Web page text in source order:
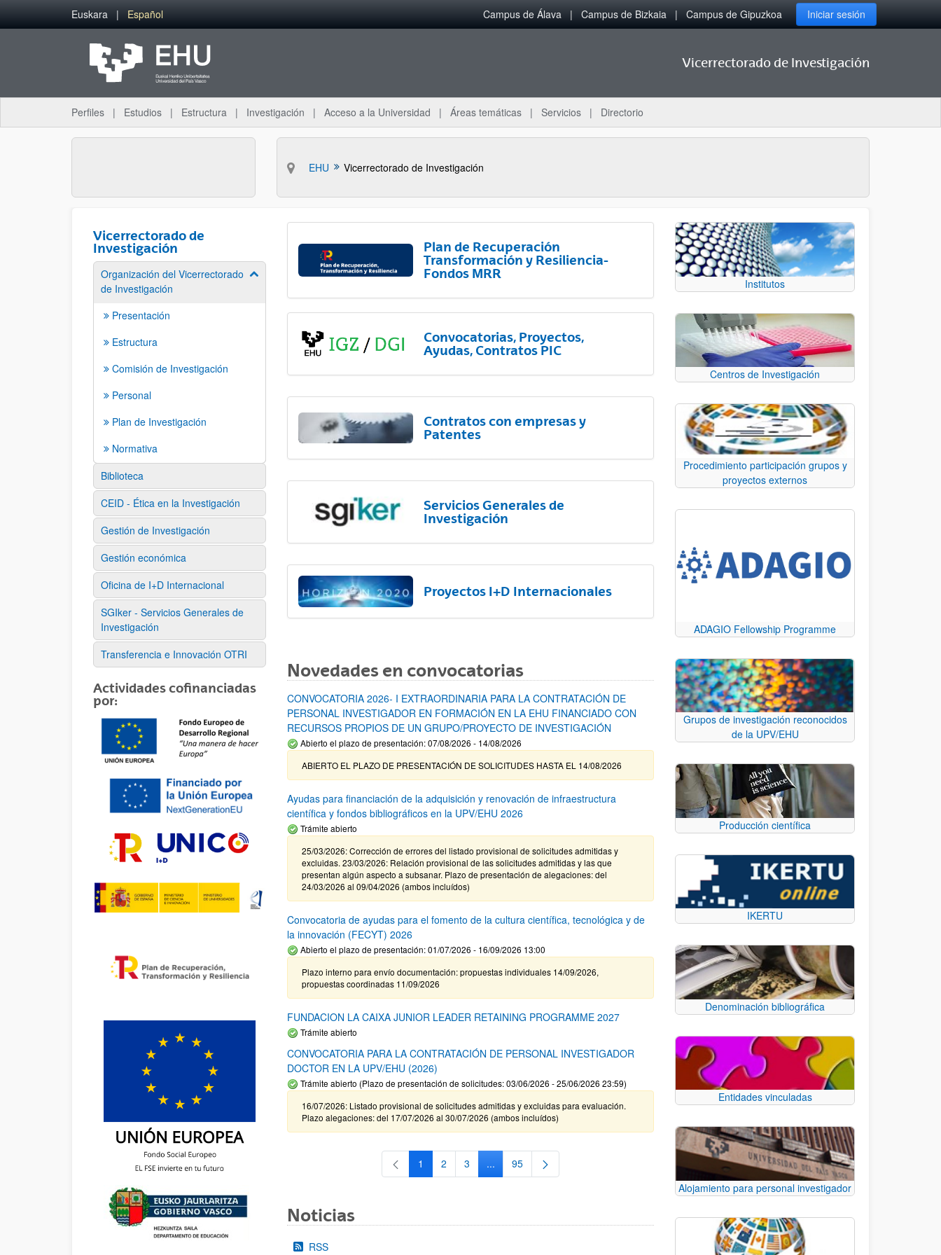
Saltar al contenido principal
Euskara Español Campus de Álava Campus de Bizkaia Campus de Gipuzkoa Iniciar sesión
Vicerrectorado de Investigación
Perfiles Estudios Estructura Investigación Acceso a la Universidad Áreas temáticas Servicios Directorio
EHU Vicerrectorado de Investigación
Vicerrectorado de
Investigación
Organización del Vicerrectorado
de Investigación
Mostrar/ocultar subpáginas
Presentación
Estructura
Comisión de Investigación
Personal
Plan de Investigación
Normativa
Biblioteca
CEID - Ética en la Investigación
Gestión de Investigación
Gestión económica
Oficina de I+D Internacional
SGIker - Servicios Generales de
Investigación
Transferencia e Innovación OTRI
Actividades cofinanciadas
por:
Plan de Recuperación
Transformación y Resiliencia-
Fondos MRR
Convocatorias, Proyectos,
Ayudas, Contratos PIC
Contratos con empresas y
Patentes
Servicios Generales de
Investigación
Proyectos I+D Internacionales
Novedades en convocatorias
CONVOCATORIA 2026- I EXTRAORDINARIA PARA LA CONTRATACIÓN DE
PERSONAL INVESTIGADOR EN FORMACIÓN EN LA EHU FINANCIADO CON
RECURSOS PROPIOS DE UN GRUPO/PROYECTO DE INVESTIGACIÓN
Abierto el plazo de presentación: 07/08/2026 - 14/08/2026
ABIERTO EL PLAZO DE PRESENTACIÓN DE SOLICITUDES HASTA EL 14/08/2026
Ayudas para financiación de la adquisición y renovación de infraestructura
científica y fondos bibliográficos en la UPV/EHU 2026
Trámite abierto
25/03/2026: Corrección de errores del listado provisional de solicitudes admitidas y
excluidas. 23/03/2026: Relación provisional de las solicitudes admitidas y las que
presentan algún aspecto a subsanar. Plazo de presentación de alegaciones: del
24/03/2026 al 09/04/2026 (ambos incluídos)
Convocatoria de ayudas para el fomento de la cultura científica, tecnológica y de
la innovación (FECYT) 2026
Abierto el plazo de presentación: 01/07/2026 - 16/09/2026 13:00
Plazo interno para envío documentación: propuestas individuales 14/09/2026,
propuestas coordinadas 11/09/2026
FUNDACION LA CAIXA JUNIOR LEADER RETAINING PROGRAMME 2027
Trámite abierto
CONVOCATORIA PARA LA CONTRATACIÓN DE PERSONAL INVESTIGADOR
DOCTOR EN LA UPV/EHU (2026)
Trámite abierto (Plazo de presentación de solicitudes: 03/06/2026 - 25/06/2026 23:59)
16/07/2026: Listado provisional de solicitudes admitidas y excluidas para evaluación.
Plazo alegaciones: del 17/07/2026 al 30/07/2026 (ambos incluídos)
Página
1 Página
2 Página
3 ...Páginas intermedias Use TAB para desplazarse.
Página
95
Noticias
RSS
Institutos
Centros de Investigación
Procedimiento participación grupos y
proyectos externos
ADAGIO Fellowship Programme
Grupos de investigación reconocidos
de la UPV/EHU
Producción científica
IKERTU
Denominación bibliográfica
Entidades vinculadas
Alojamiento para personal investigador